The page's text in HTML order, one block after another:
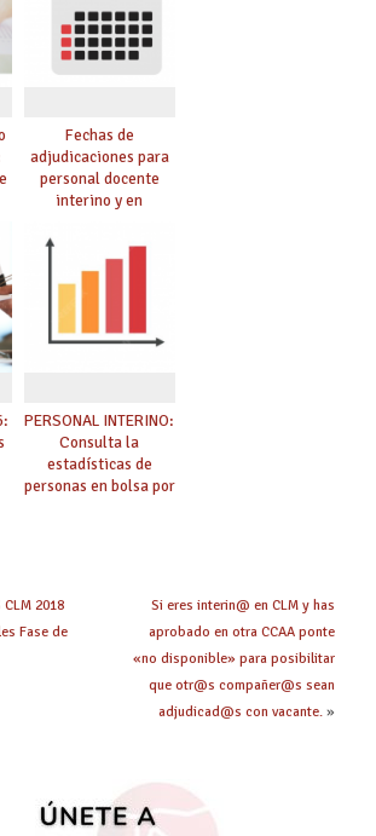
oposición
Fechas de
adjudicaciones para
personal docente
interino y en
debes saber
PERSONAL INTERINO:
Consulta la
estadísticas de
personas en bolsa por
CLM 2018
Fase de
Si eres interin@ en CLM y has
aprobado en otra CCAA ponte
«no disponible» para posibilitar
que otr@s compañer@s sean
adjudicad@s con vacante.»